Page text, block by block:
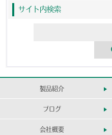
サイト内検索
製品紹介
ブログ
会社概要